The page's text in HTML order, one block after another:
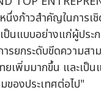
นึ่งก้าวสำคัญในการเ
ป็นแบบอย่างแก่ผู้ประ
รยกระดับขีดความสา
ยเพิ่มมากขึ้น และเป็น
ของประเทศต่อไป"